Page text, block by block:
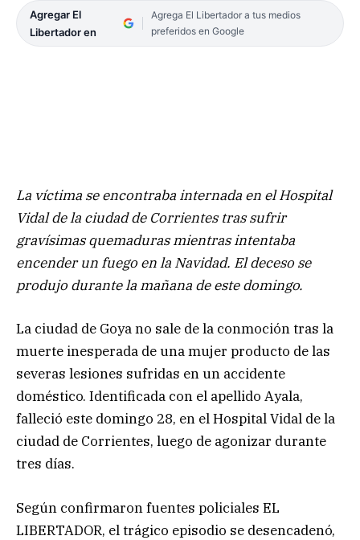
Agregar El
Libertador en
Agrega El Libertador a tus medios
preferidos en Google
La víctima se encontraba internada en el Hospital
Vidal de la ciudad de Corrientes tras sufrir
gravísimas quemaduras mientras intentaba
encender un fuego en la Navidad. El deceso se
produjo durante la mañana de este domingo.
La ciudad de Goya no sale de la conmoción tras la
muerte inesperada de una mujer producto de las
severas lesiones sufridas en un accidente
doméstico. Identificada con el apellido Ayala,
falleció este domingo 28, en el Hospital Vidal de la
ciudad de Corrientes, luego de agonizar durante
tres días.
Según confirmaron fuentes policiales EL
LIBERTADOR, el trágico episodio se desencadenó,